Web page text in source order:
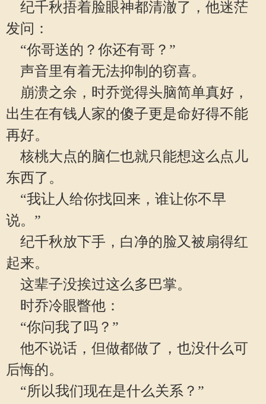
纪千秋捂着脸眼神都清澈了，他迷茫
发问：
“你哥送的？你还有哥？”
声音里有着无法抑制的窃喜。
崩溃之余，时乔觉得头脑简单真好，
出生在有钱人家的傻子更是命好得不能
再好。
核桃大点的脑仁也就只能想这么点儿
东西了。
“我让人给你找回来，谁让你不早
说。”
纪千秋放下手，白净的脸又被扇得红
起来。
这辈子没挨过这么多巴掌。
时乔冷眼瞥他：
“你问我了吗？”
他不说话，但做都做了，也没什么可
后悔的。
“所以我们现在是什么关系？”